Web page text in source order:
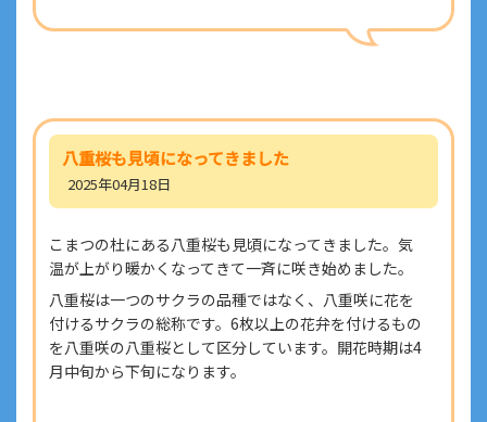
八重桜も見頃になってきました
2025年04月18日
こまつの杜にある八重桜も見頃になってきました。気
温が上がり暖かくなってきて一斉に咲き始めました。
八重桜は一つのサクラの品種ではなく、八重咲に花を
付けるサクラの総称です。6枚以上の花弁を付けるもの
を八重咲の八重桜として区分しています。開花時期は4
月中旬から下旬になります。